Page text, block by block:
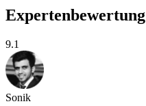
Expertenbewertung
9.1
Sonik